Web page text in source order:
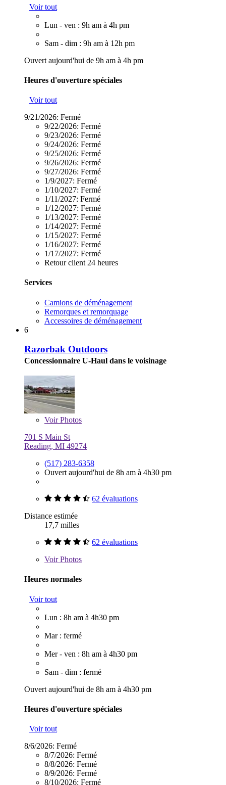
Voir tout
Lun - ven : 9h am à 4h pm
Sam - dim : 9h am à 12h pm
Ouvert aujourd'hui de 9h am à 4h pm
Heures d'ouverture spéciales
Voir tout
9/21/2026: Fermé
9/22/2026: Fermé
9/23/2026: Fermé
9/24/2026: Fermé
9/25/2026: Fermé
9/26/2026: Fermé
9/27/2026: Fermé
1/9/2027: Fermé
1/10/2027: Fermé
1/11/2027: Fermé
1/12/2027: Fermé
1/13/2027: Fermé
1/14/2027: Fermé
1/15/2027: Fermé
1/16/2027: Fermé
1/17/2027: Fermé
Retour client 24 heures
Services
Camions de déménagement
Remorques et remorquage
Accessoires de déménagement
6
Razorbak Outdoors
Concessionnaire U-Haul dans le voisinage
VoirPhotos
701 S Main St
Reading, MI 49274
(517) 283-6358
Ouvert aujourd'hui de 8h am à 4h30 pm
62 évaluations
Distance estimée
17,7 milles
62 évaluations
VoirPhotos
Heures normales
Voir tout
Lun : 8h am à 4h30 pm
Mar : fermé
Mer - ven : 8h am à 4h30 pm
Sam - dim : fermé
Ouvert aujourd'hui de 8h am à 4h30 pm
Heures d'ouverture spéciales
Voir tout
8/6/2026: Fermé
8/7/2026: Fermé
8/8/2026: Fermé
8/9/2026: Fermé
8/10/2026: Fermé